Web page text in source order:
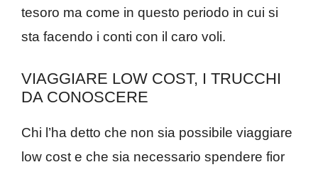
tesoro ma come in questo periodo in cui si
sta facendo i conti con il caro voli.
VIAGGIARE LOW COST, I TRUCCHI
DA CONOSCERE
Chi l’ha detto che non sia possibile viaggiare
low cost e che sia necessario spendere fior